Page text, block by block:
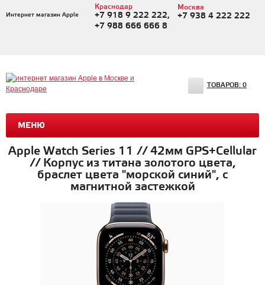
Интернет магазин Apple
Краснодар
+7 918 9 222 222,
+7 988 666 666 8
Москва
+7 938 4 222 222
МЕНЮ
ТОВАРОВ: 0
Apple Watch Series 11 // 42мм GPS+Cellular
// Корпус из титана золотого цвета,
браслет цвета "морской синий", с
магнитной застежкой